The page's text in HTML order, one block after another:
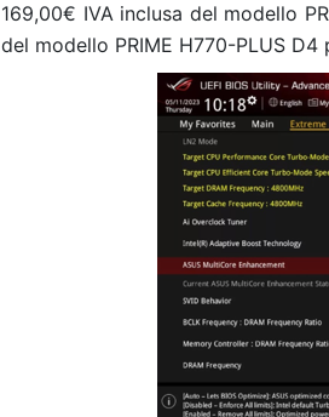
169,00€ IVA inclusa del modello
del modello PRIME H770-PLUS D4